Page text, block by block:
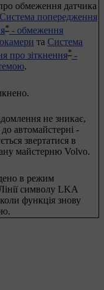
обмеження датчика
Система попередження
* - обмеження
та Система
про зіткнення* -
.
не зникає,
до автомайстерні -
звертатися в
майстерню Volvo.
в режим
символу LKA
функція знову